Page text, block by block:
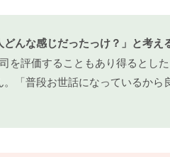
んな感じだったっけ？」と考え
を評価することもあり得るとし
「普段お世話になっているか